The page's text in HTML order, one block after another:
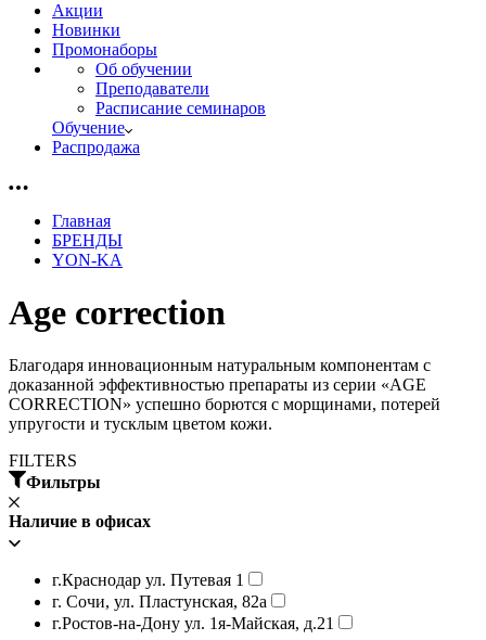
Акции
Новинки
Промонаборы
Об обучении
Преподаватели
Расписание семинаров
Обучение
Распродажа
Главная
БРЕНДЫ
YON-KA
Age correction
Благодаря инновационным натуральным компонентам с
доказанной эффективностью препараты из серии «AGE
CORRECTION» успешно борются с морщинами, потерей
упругости и тусклым цветом кожи.
FILTERS
Фильтры
Наличие в офисах
г.Краснодар ул. Путевая 1
г. Сочи, ул. Пластунская, 82а
г.Ростов-на-Дону ул. 1я-Майская, д.21